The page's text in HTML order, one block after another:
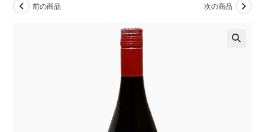
前の商品 次の商品